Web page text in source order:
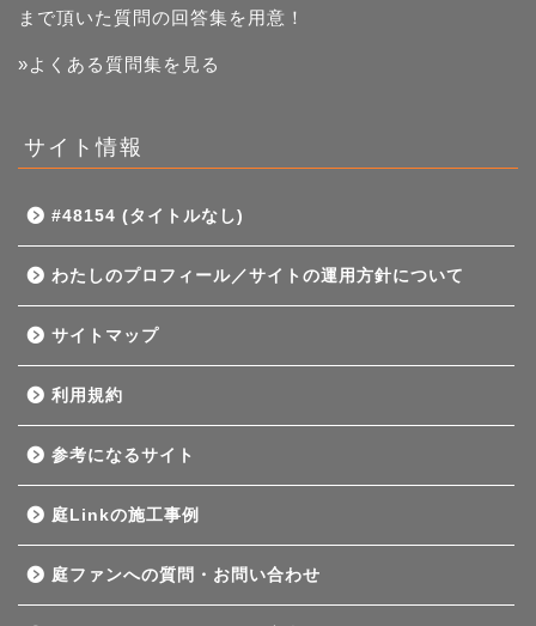
まで頂いた質問の回答集を用意！
»よくある質問集を見る
サイト情報
#48154 (タイトルなし)
わたしのプロフィール／サイトの運用方針について
サイトマップ
利用規約
参考になるサイト
庭Linkの施工事例
庭ファンへの質問・お問い合わせ